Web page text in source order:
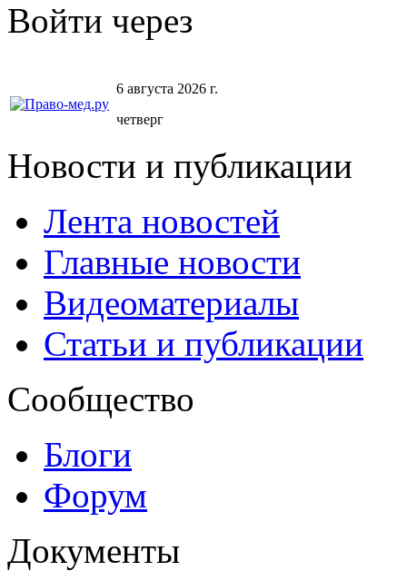
Войти через
6 августа 2026 г.
четверг
Новости и публикации
Лента новостей
Главные новости
Видеоматериалы
Статьи и публикации
Сообщество
Блоги
Форум
Документы